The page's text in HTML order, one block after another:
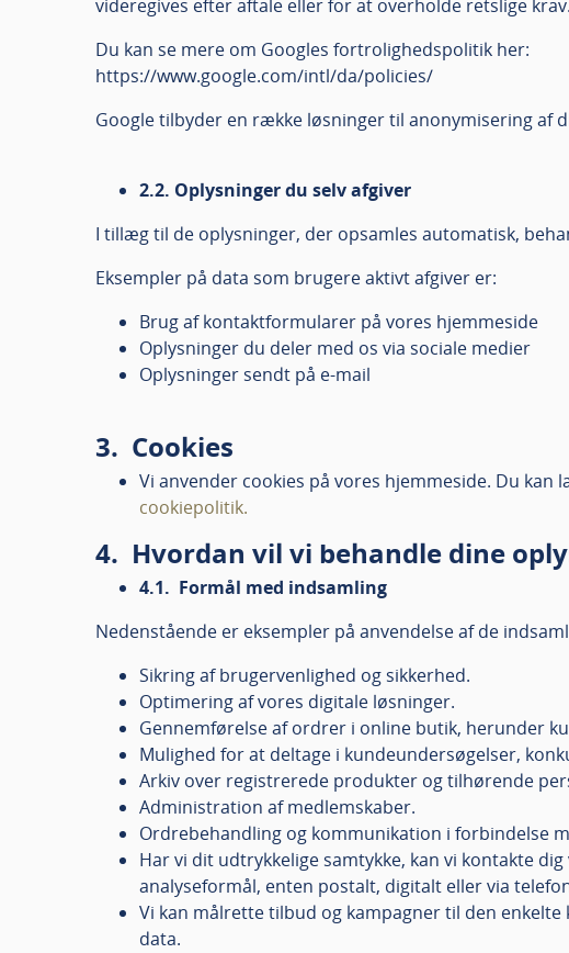
videregives efter aftale eller for at overholde retslige krav.
Du kan se mere om Googles fortrolighedspolitik her:
https://www.google.com/intl/da/policies/
Google tilbyder en række løsninger til anonymisering af
2.2. Oplysninger du selv afgiver
I tillæg til de oplysninger, der opsamles automatisk,
Eksempler på data som brugere aktivt afgiver er:
Brug af kontaktformularer på vores hjemmeside
Oplysninger du deler med os via sociale medier
Oplysninger sendt på e-mail
3. Cookies
Vi anvender cookies på vores hjemmeside. Du
cookiepolitik.
4. Hvordan vil vi behandle dine
4.1. Formål med indsamling
Nedenstående er eksempler på anvendelse af de
Sikring af brugervenlighed og sikkerhed.
Optimering af vores digitale løsninger.
Gennemførelse af ordrer i online butik, herunder
Mulighed for at deltage i kundeundersøgelser,
Arkiv over registrerede produkter og tilhørende
Administration af medlemskaber.
Ordrebehandling og kommunikation i forbindelse
Har vi dit udtrykkelige samtykke, kan vi kontakte
analyseformål, enten postalt, digitalt eller via
Vi kan målrette tilbud og kampagner til den
data.